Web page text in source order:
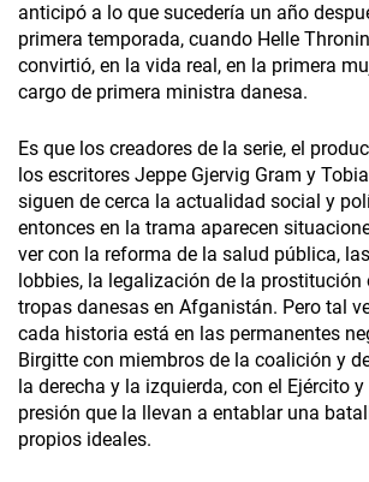
anticipó a lo que sucedería un año
primera temporada, cuando Helle
convirtió, en la vida real, en la primera
cargo de primera ministra danesa.
Es que los creadores de la serie, el
los escritores Jeppe Gjervig Gram y
siguen de cerca la actualidad social y
entonces en la trama aparecen
ver con la reforma de la salud pública,
lobbies, la legalización de la prostitución
tropas danesas en Afganistán. Pero tal
cada historia está en las permanentes
Birgitte con miembros de la coalición y
la derecha y la izquierda, con el Ejército
presión que la llevan a entablar una
propios ideales.